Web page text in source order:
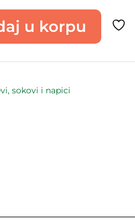
u korpu
sokovi i napici